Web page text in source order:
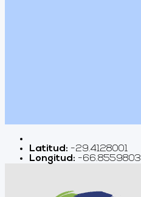
Latitud: -29.4128001
Longitud: -66.8559803